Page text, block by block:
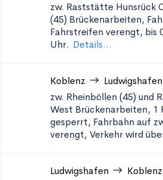
zw. Raststätte Hunsrück
(45) Brückenarbeiten,
Fahrstreifen verengt, bis
Uhr. Details...
Koblenz Ludwigshafen
zw. Rheinböllen (45) und
West Brückenarbeiten, 1
gesperrt, Fahrbahn auf
verengt, Verkehr wird
Ludwigshafen Koblenz